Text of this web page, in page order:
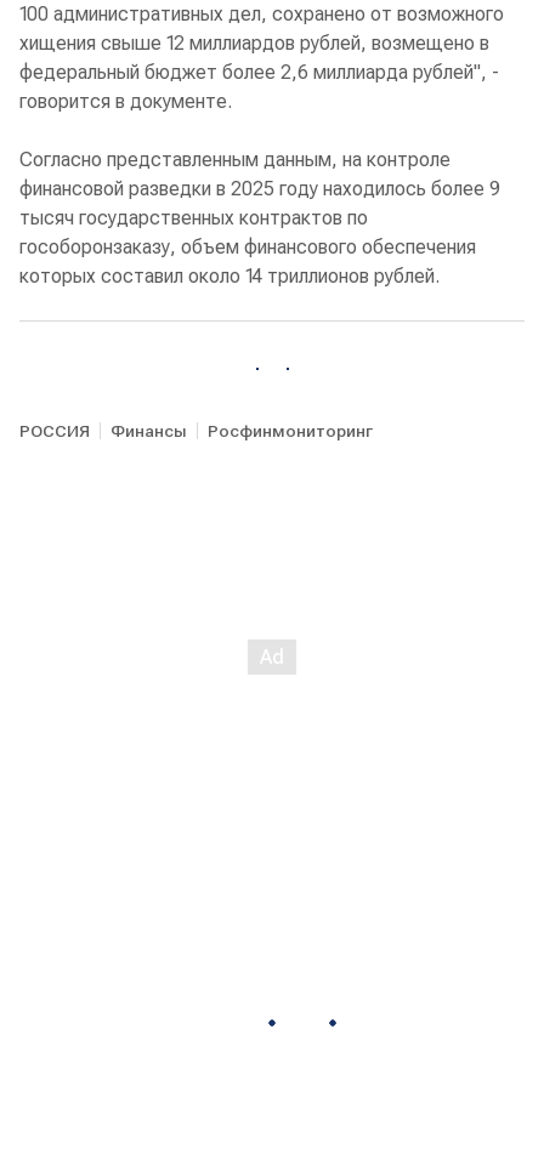
100 административных дел, сохранено от возможного
хищения свыше 12 миллиардов рублей, возмещено в
федеральный бюджет более 2,6 миллиарда рублей", -
говорится в документе.
Согласно представленным данным, на контроле
финансовой разведки в 2025 году находилось более 9
тысяч государственных контрактов по
гособоронзаказу, объем финансового обеспечения
которых составил около 14 триллионов рублей.
РОССИЯ Финансы Росфинмониторинг